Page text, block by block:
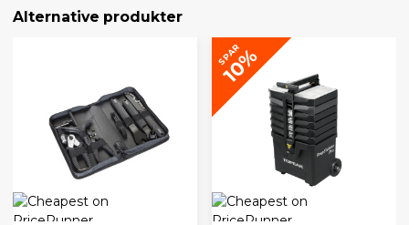
Alternative produkter
SPAR
10%